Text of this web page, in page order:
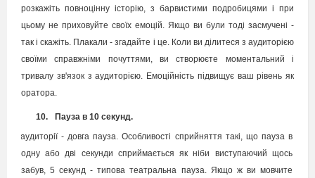
розкажіть повноцінну історію, з барвистими подробицями і при
цьому не приховуйте своїх емоцій. Якщо ви були тоді засмучені -
так і скажіть. Плакали - згадайте і це. Коли ви ділитеся з аудиторією
своїми справжніми почуттями, ви створюєте моментальний і
тривалу зв'язок з аудиторією. Емоційність підвищує ваш рівень як
оратора.
10. Пауза в 10 секунд.
аудиторії - довга пауза. Особливості сприйняття такі, що пауза в
одну або дві секунди сприймається як ніби виступаючий щось
забув, 5 секунд - типова театральна пауза. Якщо ж ви мовчите